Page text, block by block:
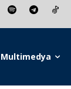
Multimedya